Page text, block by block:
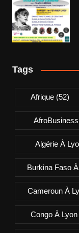
Tags
Afrique (52)
AfroBusiness
Algérie À
Burkina Faso
Cameroun À
Congo À Lyon